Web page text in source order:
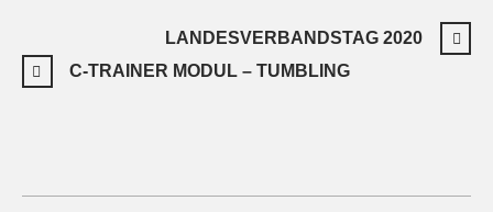
LANDESVERBANDSTAG 2020
C-TRAINER MODUL – TUMBLING